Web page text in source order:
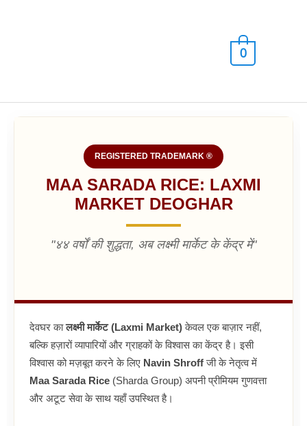
0
REGISTERED TRADEMARK ®
MAA SARADA RICE: LAXMI
MARKET DEOGHAR
"४४ वर्षों की शुद्धता, अब लक्ष्मी मार्केट के केंद्र में"
देवघर कालक्ष्मी मार्केट (Laxmi Market)केवल एक बाज़ार नहीं,
बल्कि हज़ारों व्यापारियों और ग्राहकों के विश्वास का केंद्र है। इसी
विश्वास को मज़बूत करने के लिए Navin Shroffजी के नेतृत्व में
Maa Sarada Rice (Sharda Group) अपनी प्रीमियम गुणवत्ता
और अटूट सेवा के साथ यहाँ उपस्थित है।